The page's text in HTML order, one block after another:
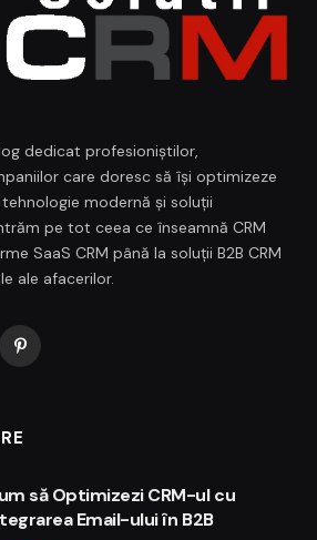
dedicat profesioniștilor,
care doresc să își optimizeze
modernă și soluții
pe tot ceea ce înseamnă CRM
SaaS CRM până la soluții B2B CRM
ale afacerilor.
Pinterest
să Optimizezi CRM-ul cu
Email-ului în B2B